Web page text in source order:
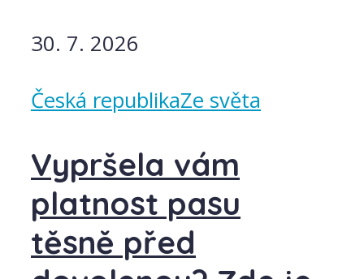
30. 7. 2026
Česká republikaZe světa
Vypršela vám
platnost pasu
těsně před